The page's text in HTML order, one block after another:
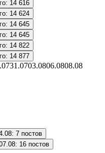
14 616
14 624
14 645
14 645
14 822
14 877
31.0703.0806.0808.08
: 7 постов
: 16 постов